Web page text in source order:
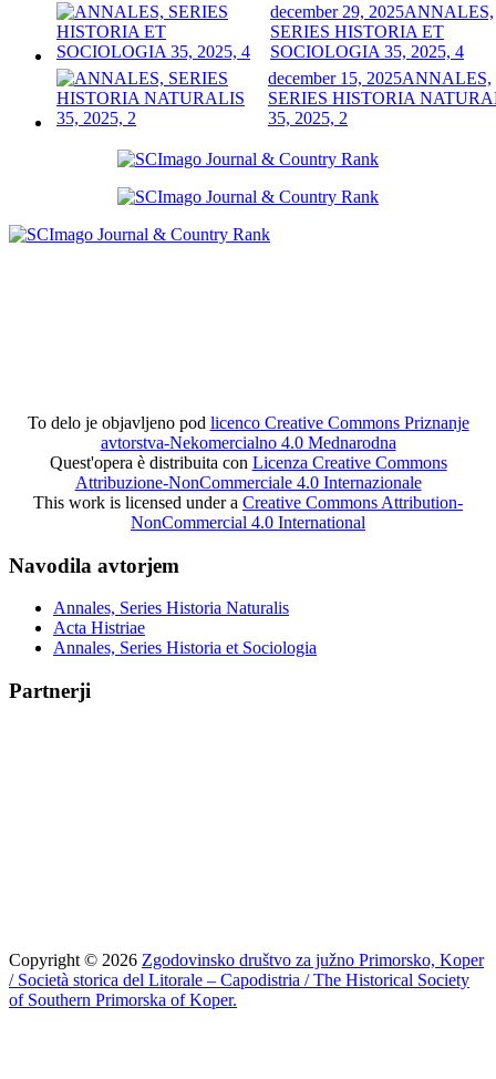
december 29, 2025ANNALES,
SERIES HISTORIA ET
SOCIOLOGIA 35, 2025, 4
december 15, 2025ANNALES,
SERIES HISTORIA
35, 2025, 2
To delo je objavljeno pod licenco Creative Commons Priznanje
avtorstva-Nekomercialno 4.0 Mednarodna
Quest'opera è distribuita con Licenza Creative Commons
Attribuzione-NonCommerciale 4.0 Internazionale
This work is licensed under a Creative Commons Attribution-
NonCommercial 4.0 International
Navodila avtorjem
Annales, Series Historia Naturalis
Acta Histriae
Annales, Series Historia et Sociologia
Partnerji
Copyright © 2026 Zgodovinsko društvo za južno Primorsko, Koper
/ Società storica del Litorale – Capodistria / The Historical Society
of Southern Primorska of Koper.